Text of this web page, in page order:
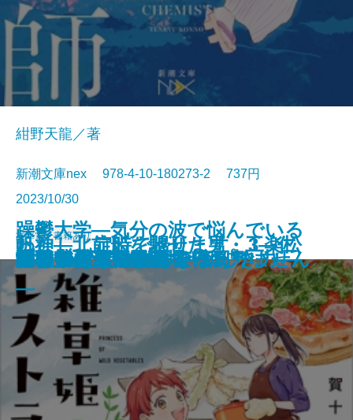
世の中と足並みがそろわない
もう一杯だけ飲んで帰ろう。
わたし、定時で帰ります。3―仁
義なき賃上げ闘争編―
女たち三百人の裏切りの書
帆神―北前船を馳せた男・工楽松
右衛門―
計算する生命
もういちど
千羽鶴
悪なき殺人
幽世の薬剤師5
紺野天龍／著
新潮文庫nex 978-4-10-180273-2 737円
2023/10/30
文庫電子書籍あり
雑草姫のレストラン
神よ憐れみたまえ
モテの壁
いつかたこぶねになる日
外科室・天守物語
ギリシア人の物語4―新しき力―
小島
掲載禁止 撮影現場
躁鬱大学―気分の波で悩んでいる
のは、あなただけではありません
―
旅のつばくろ